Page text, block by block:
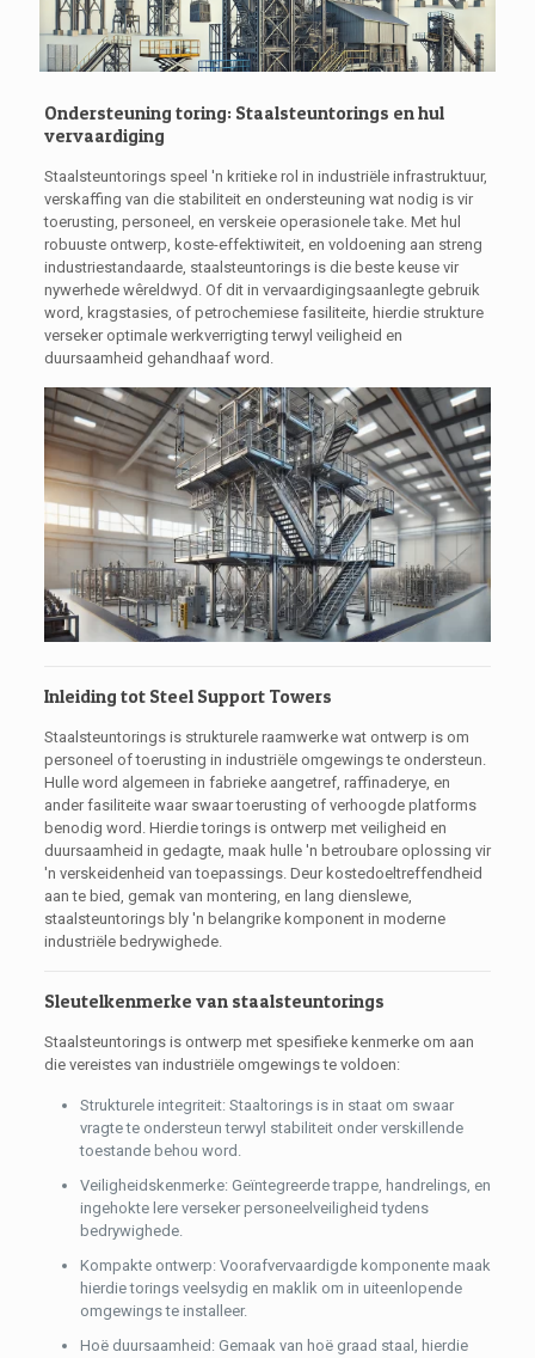
Ondersteuning toring: Staalsteuntorings en hul
vervaardiging
Staalsteuntorings speel 'n kritieke rol in industriële infrastruktuur,
verskaffing van die stabiliteit en ondersteuning wat nodig is vir
toerusting, personeel, en verskeie operasionele take. Met hul
robuuste ontwerp, koste-effektiwiteit, en voldoening aan streng
industriestandaarde, staalsteuntorings is die beste keuse vir
nywerhede wêreldwyd. Of dit in vervaardigingsaanlegte gebruik
word, kragstasies, of petrochemiese fasiliteite, hierdie strukture
verseker optimale werkverrigting terwyl veiligheid en
duursaamheid gehandhaaf word.
Inleiding tot Steel Support Towers
Staalsteuntorings is strukturele raamwerke wat ontwerp is om
personeel of toerusting in industriële omgewings te ondersteun.
Hulle word algemeen in fabrieke aangetref, raffinaderye, en
ander fasiliteite waar swaar toerusting of verhoogde platforms
benodig word. Hierdie torings is ontwerp met veiligheid en
duursaamheid in gedagte, maak hulle 'n betroubare oplossing vir
'n verskeidenheid van toepassings. Deur kostedoeltreffendheid
aan te bied, gemak van montering, en lang dienslewe,
staalsteuntorings bly 'n belangrike komponent in moderne
industriële bedrywighede.
Sleutelkenmerke van staalsteuntorings
Staalsteuntorings is ontwerp met spesifieke kenmerke om aan
die vereistes van industriële omgewings te voldoen:
Strukturele integriteit: Staaltorings is in staat om swaar
vragte te ondersteun terwyl stabiliteit onder verskillende
toestande behou word.
Veiligheidskenmerke: Geïntegreerde trappe, handrelings, en
ingehokte lere verseker personeelveiligheid tydens
bedrywighede.
Kompakte ontwerp: Voorafvervaardigde komponente maak
hierdie torings veelsydig en maklik om in uiteenlopende
omgewings te installeer.
Hoë duursaamheid: Gemaak van hoë graad staal, hierdie